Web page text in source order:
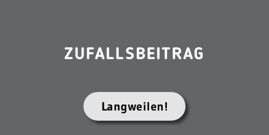
ZUFALLSBEITRAG
Langweilen!